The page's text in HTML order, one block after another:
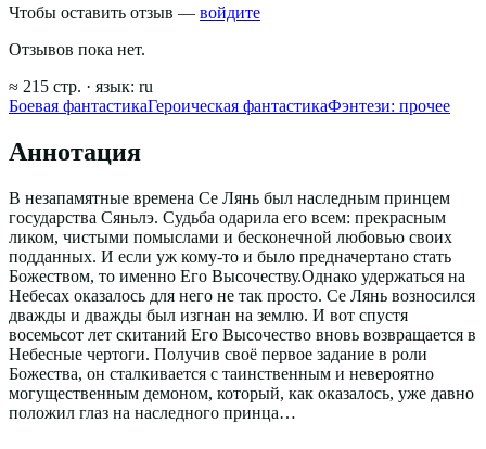
Чтобы оставить отзыв — войдите
Отзывов пока нет.
≈ 215 стр. · язык: ru
Боевая фантастикаГероическая фантастикаФэнтези: прочее
Аннотация
В незапамятные времена Се Лянь был наследным принцем
государства Сяньлэ. Судьба одарила его всем: прекрасным
ликом, чистыми помыслами и бесконечной любовью своих
подданных. И если уж кому-то и было предначертано стать
Божеством, то именно Его Высочеству.Однако удержаться на
Небесах оказалось для него не так просто. Се Лянь возносился
дважды и дважды был изгнан на землю. И вот спустя
восемьсот лет скитаний Его Высочество вновь возвращается в
Небесные чертоги. Получив своё первое задание в роли
Божества, он сталкивается с таинственным и невероятно
могущественным демоном, который, как оказалось, уже давно
положил глаз на наследного принца…